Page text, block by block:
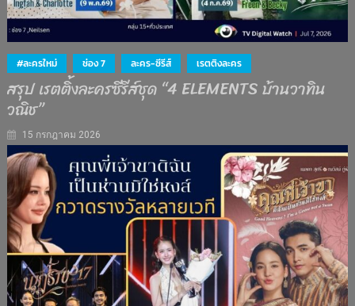
#ละครใหม่ ช่อง 7 ละคร-ซีรีส์ เรตติงละคร
สรุป เรตติ้งละครซีรีส์ชุด “4 ELEMENTS บ้านวาทิน
วณิช”
15 กรกฎาคม 2026